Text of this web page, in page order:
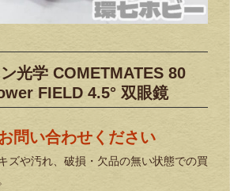
光学 COMETMATES 80
FIELD 4.5° 双眼鏡
問い合わせください
ズや汚れ、破損・欠品の無い状態での買